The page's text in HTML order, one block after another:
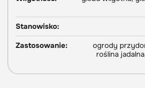
Stanowisko:
Zastosowanie:
ogrody
roślina